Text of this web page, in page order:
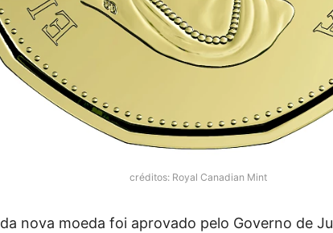
créditos: Royal Canadian Mint
da nova moeda foi aprovado pelo Governo de